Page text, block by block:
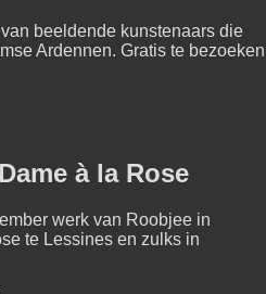
van beeldende kunstenaars die
Ardennen. Gratis te bezoeken
à la Rose
werk van Roobjee in
te Lessines en zulks in